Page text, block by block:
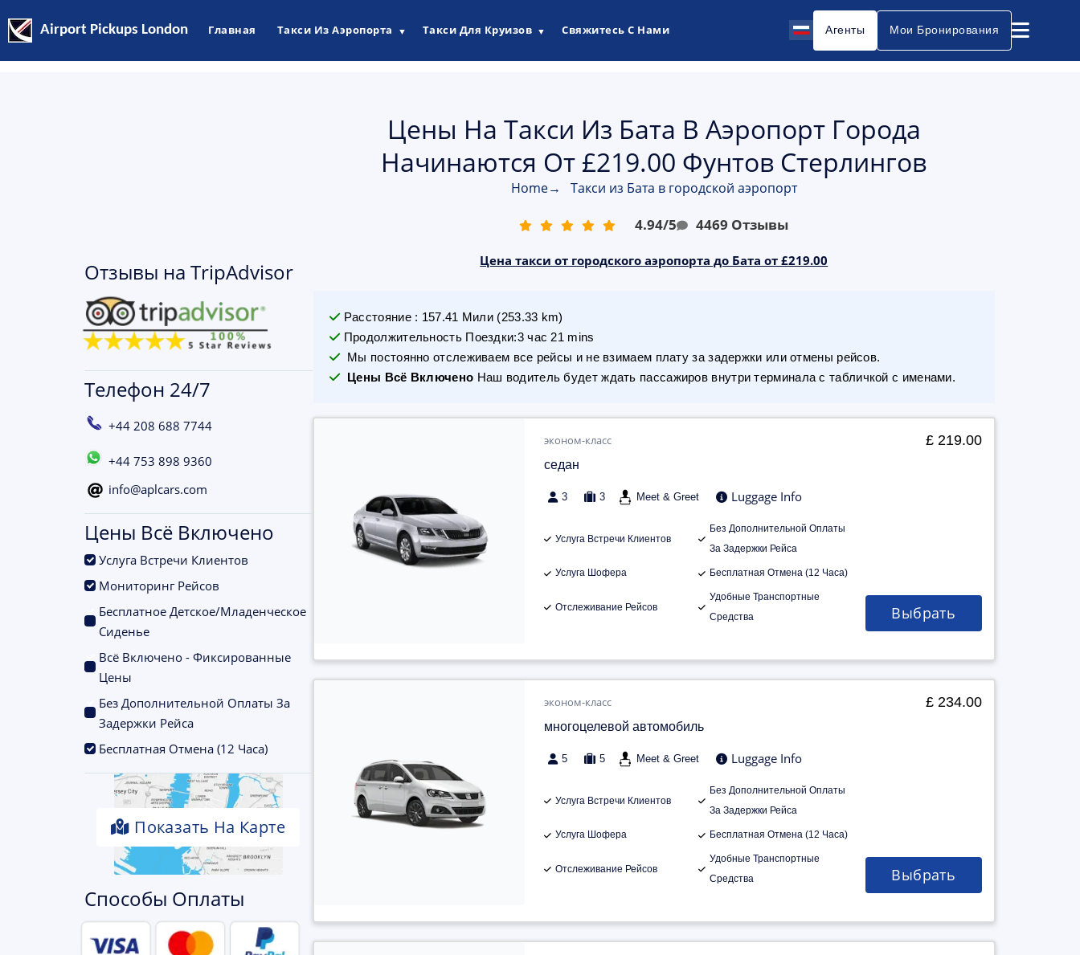
Airport Pickups London Главная Такси Из Аэропорта ▼ Такси Для Круизов ▼ Свяжитесь С Нами Агенты Мои Бронирования
Отзывы на TripAdvisor
Телефон 24/7
+44 208 688 7744
+44 753 898 9360
info@aplcars.com
Цены Всё Включено
Услуга Встречи Клиентов
Мониторинг Рейсов
Бесплатное Детское/Младенческое
Сиденье
Всё Включено - Фиксированные
Цены
Без Дополнительной Оплаты За
Задержки Рейса
Бесплатная Отмена (12 Часа)
Показать На Карте
Способы Оплаты
Цены На Такси Из Бата В Аэропорт Города
Начинаются От £219.00 Фунтов Стерлингов
Home→ Такси из Бата в городской аэропорт
4.94/5 4469 Отзывы
Цена такси от городского аэропорта до Бата от £219.00
Расстояние: 157.41 Мили (253.33 km)
Продолжительность Поездки:3 час 21 mins
Мы постоянно отслеживаем все рейсы и не взимаем плату за задержки или отмены рейсов.
Цены Всё Включено Наш водитель будет ждать пассажиров внутри терминала с табличкой с именами.
эконом-класс
седан
3 3 Meet & Greet Luggage Info
Услуга Встречи Клиентов
Без Дополнительной Оплаты
За Задержки Рейса
Услуга Шофера Бесплатная Отмена (12 Часа)
Отслеживание Рейсов
Удобные Транспортные
Средства
£ 219.00
Выбрать
эконом-класс
многоцелевой автомобиль
5 5 Meet & Greet Luggage Info
Услуга Встречи Клиентов
Без Дополнительной Оплаты
За Задержки Рейса
Услуга Шофера Бесплатная Отмена (12 Часа)
Отслеживание Рейсов
Удобные Транспортные
Средства
£ 234.00
Выбрать